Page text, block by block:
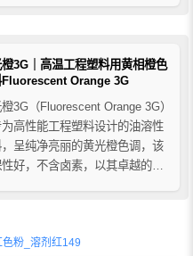
3G｜高温工程塑料用黄相橙色
Fluorescent Orange 3G
3G（Fluorescent Orange 3G）
高性能工程塑料设计的油溶性
呈纯净亮丽的黄光橙色调，该
好，不含卤素，以其卓越的耐
色粉_溶剂红149